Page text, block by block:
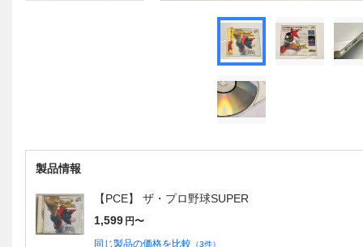
製品情報
【PCE】 ザ・プロ野球SUPER
1,599 円〜
同じ製品の価格を比較 （3件）